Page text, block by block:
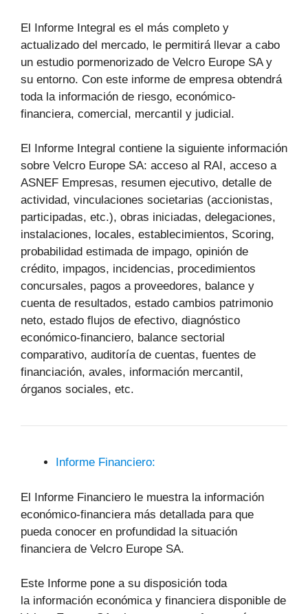
El Informe Integral es el más completo y
actualizado del mercado, le permitirá llevar a cabo
un estudio pormenorizado de Velcro Europe SA y
su entorno. Con este informe de empresa obtendrá
toda la información de riesgo, económico-
financiera, comercial, mercantil y judicial.
El Informe Integral contiene la siguiente información
sobre Velcro Europe SA: acceso al RAI, acceso a
ASNEF Empresas, resumen ejecutivo, detalle de
actividad, vinculaciones societarias (accionistas,
participadas, etc.), obras iniciadas, delegaciones,
instalaciones, locales, establecimientos, Scoring,
probabilidad estimada de impago, opinión de
crédito, impagos, incidencias, procedimientos
concursales, pagos a proveedores, balance y
cuenta de resultados, estado cambios patrimonio
neto, estado flujos de efectivo, diagnóstico
económico-financiero, balance sectorial
comparativo, auditoría de cuentas, fuentes de
financiación, avales, información mercantil,
órganos sociales, etc.
Informe Financiero:
El Informe Financiero le muestra la información
económico-financiera más detallada para que
pueda conocer en profundidad la situación
financiera de Velcro Europe SA.
Este Informe pone a su disposición toda
la información económica y financiera disponible de